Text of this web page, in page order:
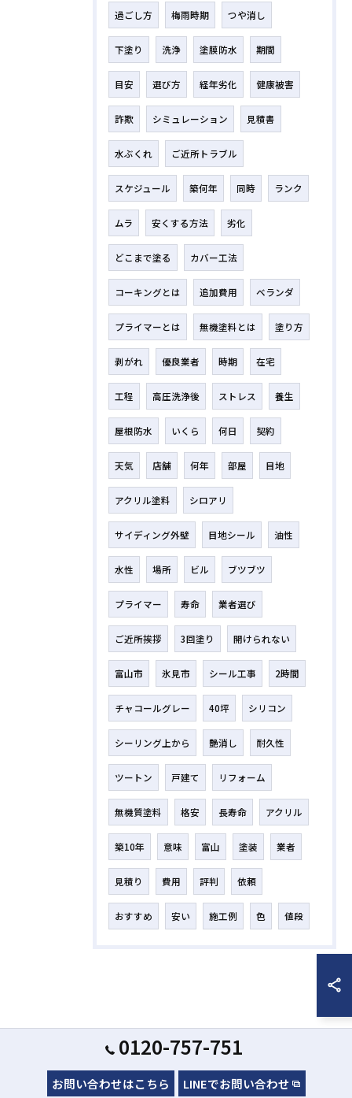
過ごし方 梅雨時期 つや消し
下塗り 洗浄 塗膜防水 期間
目安 選び方 経年劣化 健康被害
詐欺 シミュレーション 見積書
水ぶくれ ご近所トラブル
スケジュール 築何年 同時 ランク
ムラ 安くする方法 劣化
どこまで塗る カバー工法
コーキングとは 追加費用 ベランダ
プライマーとは 無機塗料とは 塗り方
剥がれ 優良業者 時期 在宅
工程 高圧洗浄後 ストレス 養生
屋根防水 いくら 何日 契約
天気 店舗 何年 部屋 目地
アクリル塗料 シロアリ
サイディング外壁 目地シール 油性
水性 場所 ビル ブツブツ
プライマー 寿命 業者選び
ご近所挨拶 3回塗り 開けられない
富山市 氷見市 シール工事 2時間
チャコールグレー 40坪 シリコン
シーリング上から 艶消し 耐久性
ツートン 戸建て リフォーム
無機質塗料 格安 長寿命 アクリル
築10年 意味 富山 塗装 業者
見積り 費用 評判 依頼
おすすめ 安い 施工例 色 値段
0120-757-751
お問い合わせはこちら LINEでお問い合わせ